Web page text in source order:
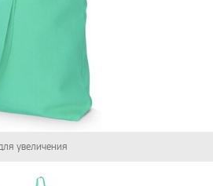
увеличения